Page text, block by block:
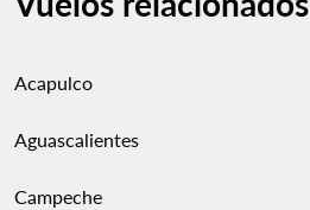
Acapulco
Aguascalientes
Campeche